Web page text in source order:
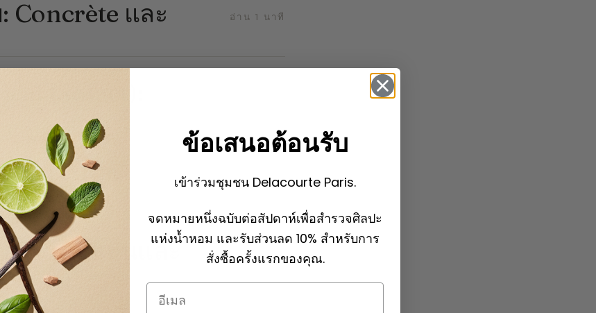
Concrète และ
อ่าน 1 นาที
(Sofact):
นการและ
อ่าน 1 นาที
ลิ่นแบบเย็นและ
อ่าน 1 นาที
ข้อเสนอต้อนรับ
เข้าร่วมชุมชน Delacourte Paris.
จดหมายหนึ่งฉบับต่อสัปดาห์เพื่อสำรวจศิลปะ
แห่งน้ำหอม และรับส่วนลด 10% สำหรับการ
สั่งซื้อครั้งแรกของคุณ.
Email